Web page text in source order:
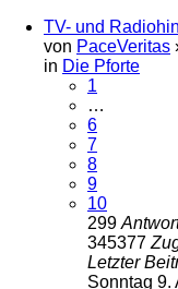
TV- und
von PaceVeritas
in Die Pforte
1
…
6
7
8
9
10
299
345377
Letzter
Sonntag 9.